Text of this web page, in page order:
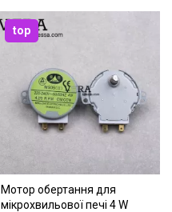
Мотор обертання для
мікрохвильової печі 4 W
top